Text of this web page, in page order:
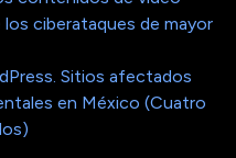
ciberataques de mayor
Sitios afectados
en México (Cuatro